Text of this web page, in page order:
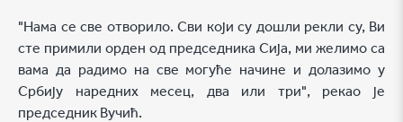
"Нама се све отворило. Сви који су дошли рекли су, Ви
сте примили орден од председника Сија, ми желимо са
вама да радимо на све могуће начине и долазимо у
Србију наредних месец, два или три", рекао је
председник Вучић.